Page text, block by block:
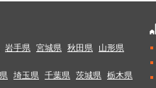
岩手県 宮城県 秋田県
山形県
埼玉県 千葉県 茨城県 栃木県